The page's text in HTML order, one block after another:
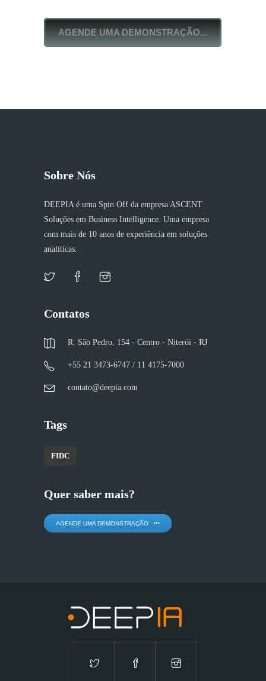
AGENDE UMA DEMONSTRAÇÃO...
Sobre Nós
DEEPIA é uma Spin Off da empresa ASCENT
Soluções em Business Intelligence. Uma empresa
com mais de 10 anos de experiência em soluções
analíticas.
Contatos
R. São Pedro, 154 - Centro - Niterói - RJ
+55 21 3473-6747 / 11 4175-7000
contato@deepia.com
Tags
FIDC
Quer saber mais?
AGENDE UMA DEMONSTRAÇÃO